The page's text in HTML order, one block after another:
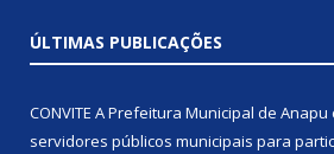
ÚLTIMAS PUBLICAÇÕES
CONVITE A Prefeitura Municipal de
servidores públicos municipais para